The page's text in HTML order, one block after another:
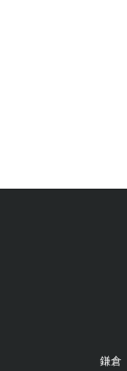
鎌倉